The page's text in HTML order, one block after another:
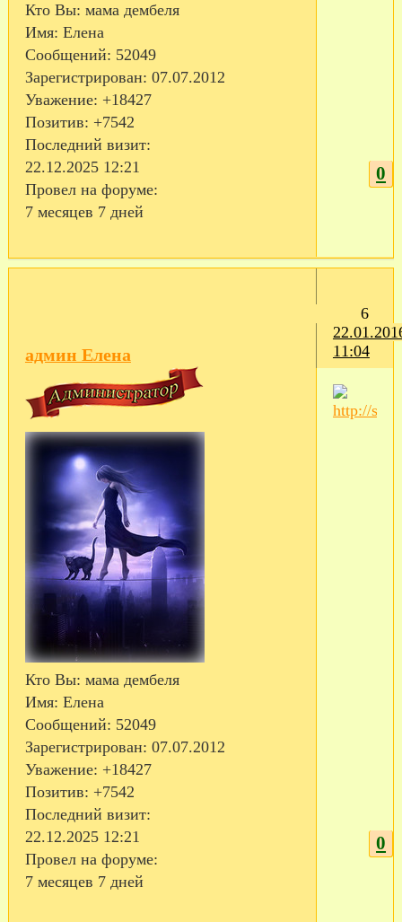
Кто Вы: мама дембеля
Имя: Елена
Сообщений: 52049
Зарегистрирован: 07.07.2012
Уважение: +18427
Позитив: +7542
Последний визит:
22.12.2025 12:21
Провел на форуме:
7 месяцев 7 дней
0
6
11:04
админ Елена
Кто Вы: мама дембеля
Имя: Елена
Сообщений: 52049
Зарегистрирован: 07.07.2012
Уважение: +18427
Позитив: +7542
Последний визит:
22.12.2025 12:21
Провел на форуме:
7 месяцев 7 дней
0